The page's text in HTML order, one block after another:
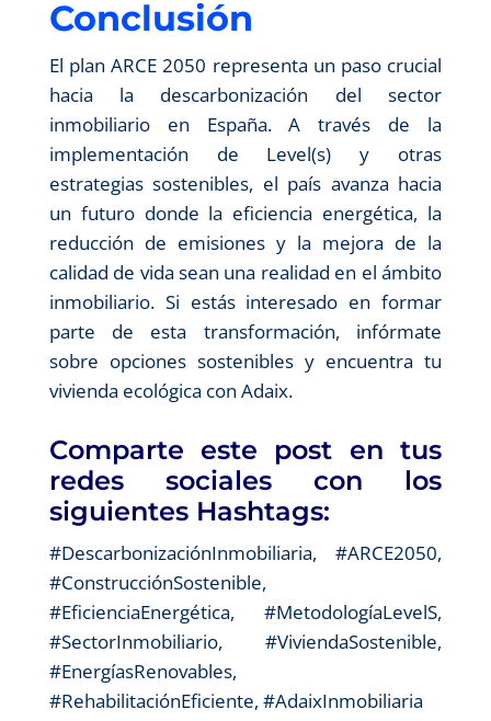
Conclusión
El plan ARCE 2050 representa un paso crucial
hacia la descarbonización del sector
inmobiliario en España. A través de la
implementación de Level(s) y otras
estrategias sostenibles, el país avanza hacia
un futuro donde la eficiencia energética, la
reducción de emisiones y la mejora de la
calidad de vida sean una realidad en el ámbito
inmobiliario. Si estás interesado en formar
parte de esta transformación, infórmate
sobre opciones sostenibles y encuentra tu
vivienda ecológica con Adaix.
Comparte este post en tus
redes sociales con los
siguientes Hashtags:
#DescarbonizaciónInmobiliaria, #ARCE2050,
#ConstrucciónSostenible,
#EficienciaEnergética, #MetodologíaLevelS,
#SectorInmobiliario, #ViviendaSostenible,
#EnergíasRenovables,
#RehabilitaciónEficiente, #AdaixInmobiliaria